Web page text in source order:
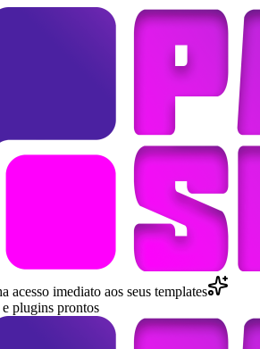
acesso imediato aos seus templates
plugins prontos